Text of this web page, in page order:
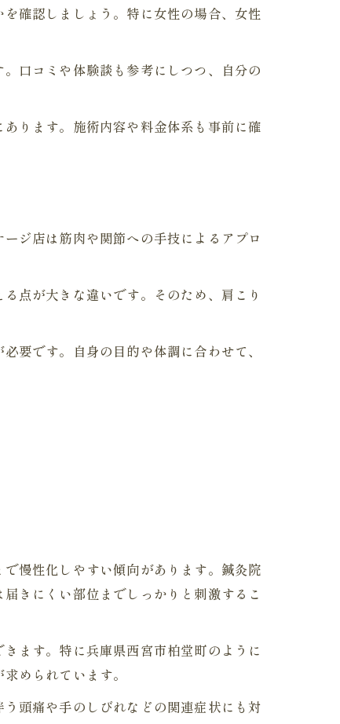
確認しましょう。特に女性の場合、女性
口コミや体験談も参考にしつつ、自分の
ります。施術内容や料金体系も事前に確
ジ店は筋肉や関節への手技によるアプロ
点が大きな違いです。そのため、肩こり
要です。自身の目的や体調に合わせて、
慢性化しやすい傾向があります。鍼灸院
きにくい部位までしっかりと刺激するこ
ます。特に兵庫県西宮市柏堂町のように
められています。
頭痛や手のしびれなどの関連症状にも対